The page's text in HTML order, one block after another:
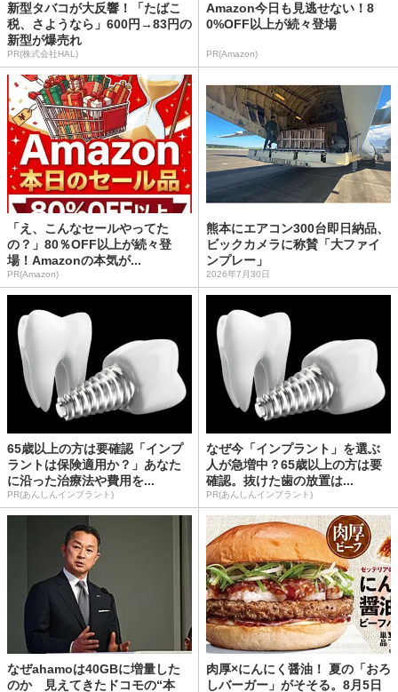
新型タバコが大反響！「たばこ
税、さようなら」600円→83円の
新型が爆売れ
PR(株式会社HAL)
Amazon今日も見逃せない！8
0%OFF以上が続々登場
PR(Amazon)
「え、こんなセールやってた
の？」80％OFF以上が続々登
場！Amazonの本気が...
PR(Amazon)
熊本にエアコン300台即日納品、
ビックカメラに称賛「大ファイ
ンプレー」
2026年7月30日
65歳以上の方は要確認「インプ
ラントは保険適用か？」あなた
に沿った治療法や費用を...
PR(あんしんインプラント)
なぜ今「インプラント」を選ぶ
人が急増中？65歳以上の方は要
確認。抜けた歯の放置は...
PR(あんしんインプラント)
なぜahamoは40GBに増量した
のか 見えてきたドコモの“本
肉厚×にんにく醤油！ 夏の「おろ
しバーガー」がそそる。8月5日